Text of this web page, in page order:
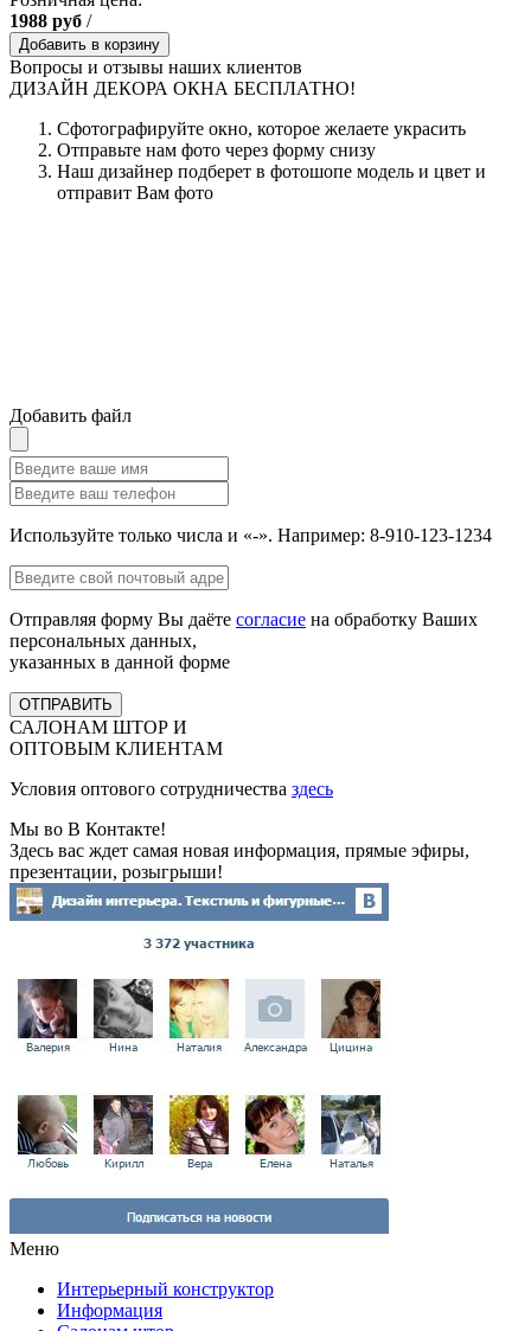
1988 руб /
Добавить в корзину
Вопросы и отзывы наших клиентов
ДИЗАЙН ДЕКОРА ОКНА БЕСПЛАТНО!
Сфотографируйте окно, которое желаете украсить
Отправьте нам фото через форму снизу
Наш дизайнер подберет в фотошопе модель и цвет и
отправит Вам фото
Добавить файл
Используйте только числа и «-». Например: 8-910-123-1234
Отправляя форму Вы даёте согласие на обработку Ваших
персональных данных,
указанных в данной форме
ОТПРАВИТЬ
САЛОНАМ ШТОР И
ОПТОВЫМ КЛИЕНТАМ
Условия оптового сотрудничества здесь
Мы во В Контакте!
Здесь вас ждет самая новая информация, прямые эфиры,
презентации, розыгрыши!
Меню
Интерьерный конструктор
Информация